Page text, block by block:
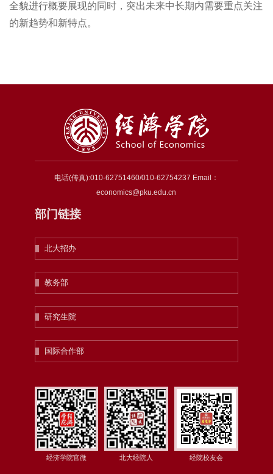
全貌进行概要展现的同时，突出未来中长期内需要重点关注
的新趋势和新特点。
电话(传真):010-62751460/010-62754237 Email：
economics@pku.edu.cn
部门链接
北大招办
教务部
研究生院
国际合作部
经济学院官微 北大经院人 经院校友会